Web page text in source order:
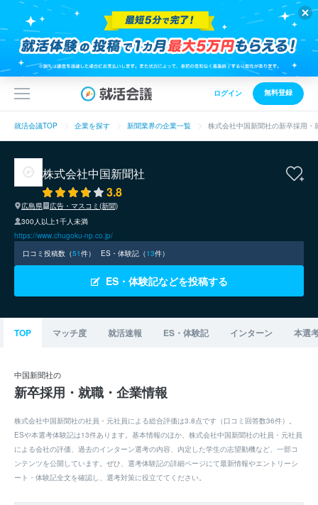
ログイン 無料登録
就活会議TOP 企業を探す 新聞業界の企業一覧 株式会社中国新聞社の新卒採用・
株式会社中国新聞社
3.8
広島県
広告・マスコミ(新聞)
300人以上1千人未満
https://www.chugoku-np.co.jp/
口コミ投稿数（51件） ES・体験記（13件）
ES・体験記などを投稿する
TOP マッチ度 就活速報 ES・体験記 インターン 本選
中国新聞社の
新卒採用・就職・企業情報
株式会社中国新聞社の社員・元社員による総合評価は3.8点です（口コミ回答数36件）。
ESや本選考体験記は13件あります。基本情報のほか、株式会社中国新聞社の社員・元社員
による会社の評価、過去のインターン選考の内容、内定した学生の志望動機など、一部コ
ンテンツを公開しています。ぜひ、選考体験記の詳細ページにて最新情報やエントリーシ
ート・体験記全文を確認し、選考対策に役立ててください。